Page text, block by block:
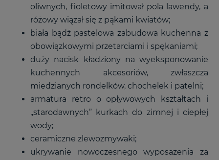
oliwnych, fioletowy imitował pola lawendy, a
różowy wiązał się z pąkami kwiatów;
biała bądź pastelowa zabudowa kuchenna z
obowiązkowymi przetarciami i spękaniami;
duży nacisk kładziony na wyeksponowanie
kuchennych akcesoriów, zwłaszcza
miedzianych rondelków, chochelek i patelni;
armatura retro o opływowych kształtach i
„starodawnych” kurkach do zimnej i ciepłej
wody;
ceramiczne zlewozmywaki;
ukrywanie nowoczesnego wyposażenia za